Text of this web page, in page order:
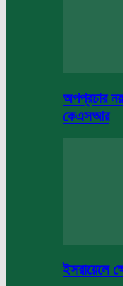
অপপ্রচার
কেএসআর
ইসরায়েলে